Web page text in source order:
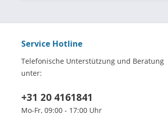
Service Hotline
Telefonische Unterstützung und Beratung
unter:
+31 20 4161841
Mo-Fr, 09:00 - 17:00 Uhr